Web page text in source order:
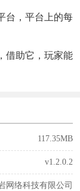
台，平台上的每
借助它，玩家能
117.35MB
v1.2.0.2
网络科技有限公司